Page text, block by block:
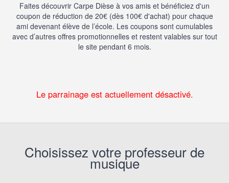
Faites découvrir Carpe Dièse à vos amis et bénéficiez d'un
coupon de réduction de 20€ (dès 100€ d'achat) pour chaque
ami devenant élève de l’école. Les coupons sont cumulables
avec d’autres offres promotionnelles et restent valables sur tout
le site pendant 6 mois.
Le parrainage est actuellement désactivé.
Choisissez votre professeur de
musique